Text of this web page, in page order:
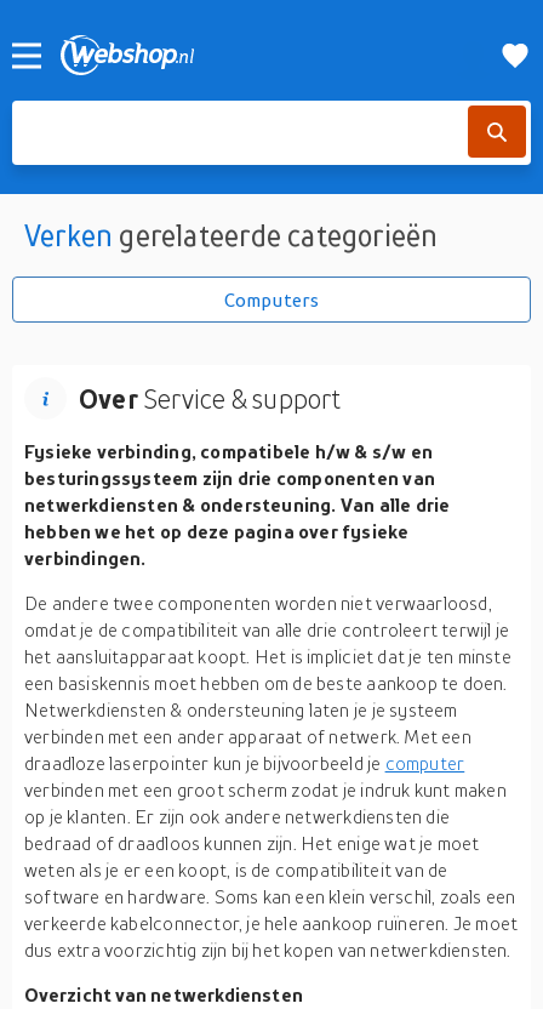
Verken gerelateerde categorieën
Computers
OverService & support
Fysieke verbinding, compatibele h/w & s/w en
besturingssysteem zijn drie componenten van
netwerkdiensten & ondersteuning. Van alle drie
hebben we het op deze pagina over fysieke
verbindingen.
De andere twee componenten worden niet verwaarloosd,
omdat je de compatibiliteit van alle drie controleert terwijl je
het aansluitapparaat koopt. Het is impliciet dat je ten minste
een basiskennis moet hebben om de beste aankoop te doen.
Netwerkdiensten & ondersteuning laten je je systeem
verbinden met een ander apparaat of netwerk. Met een
draadloze laserpointer kun je bijvoorbeeld je computer
verbinden met een groot scherm zodat je indruk kunt maken
op je klanten. Er zijn ook andere netwerkdiensten die
bedraad of draadloos kunnen zijn. Het enige wat je moet
weten als je er een koopt, is de compatibiliteit van de
software en hardware. Soms kan een klein verschil, zoals een
verkeerde kabelconnector, je hele aankoop ruïneren. Je moet
dus extra voorzichtig zijn bij het kopen van netwerkdiensten.
Overzicht van netwerkdiensten